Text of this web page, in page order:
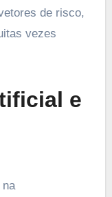
de risco,
vezes
e